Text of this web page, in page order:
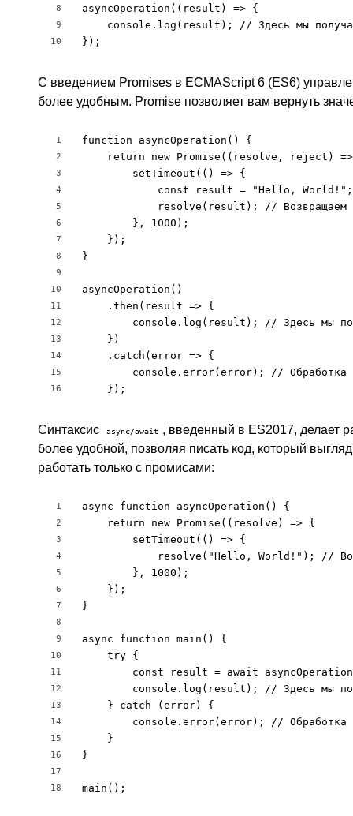
8
9
10
asyncOperation((result) => {
console.log(result); // Здесь мы
});
С введением Promises в ECMAScript 6 (ES6)
более удобным. Promise позволяет вам вернуть
1
2
3
4
5
6
7
8
9
10
11
12
13
14
15
16
function asyncOperation() {
return new Promise((resolve, reject)
        setTimeout(() => {
            const result = "Hello, World!";
resolve(result); // Возвращаем
        }, 1000);
    });
}
asyncOperation()
    .then(result => {
console.log(result); // Здесь мы
    })
    .catch(error => {
console.error(error); // Обработка
    });
Синтаксис async/await , введенный в ES2017, делает
более удобной, позволяя писать код, который
работать только с промисами:
1
2
3
4
5
6
7
8
9
10
11
12
13
14
15
16
17
18
async function asyncOperation() {
    return new Promise((resolve) => {
        setTimeout(() => {
resolve("Hello, World!"); //
        }, 1000);
    });
}
async function main() {
    try {
const result = await
console.log(result); // Здесь мы
    } catch (error) {
console.error(error); // Обработка
    }
}
main();